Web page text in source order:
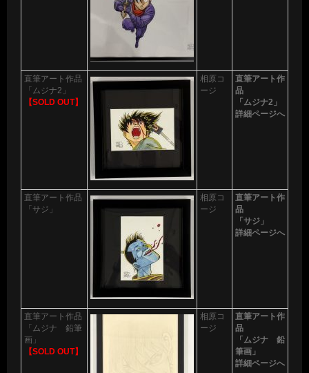
直筆アート作品
「ムジナ2」
【SOLD OUT】
相原コ
ージ
直筆アート作
品
「ムジナ2」
詳細ページへ
直筆アート作品
「サジ」
相原コ
ージ
直筆アート作
品
「サジ」
詳細ページへ
直筆アート作品
「ムジナ 鉛筆
画」
【SOLD OUT】
相原コ
ージ
直筆アート作
品
「ムジナ 鉛
筆画」
詳細ページへ